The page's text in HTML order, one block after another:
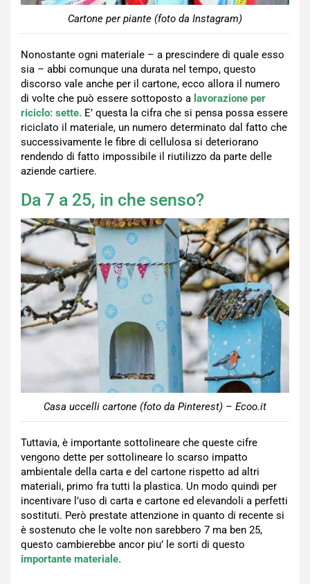
Cartone per piante (foto da Instagram)
Nonostante ogni materiale – a prescindere di quale esso
sia – abbi comunque una durata nel tempo, questo
discorso vale anche per il cartone, ecco allora il numero
di volte che può essere sottoposto a lavorazione per
riciclo: sette. E’ questa la cifra che si pensa possa essere
riciclato il materiale, un numero determinato dal fatto che
successivamente le fibre di cellulosa si deteriorano
rendendo di fatto impossibile il riutilizzo da parte delle
aziende cartiere.
Da 7 a 25, in che senso?
Casa uccelli cartone (foto da Pinterest) – Ecoo.it
Tuttavia, è importante sottolineare che queste cifre
vengono dette per sottolineare lo scarso impatto
ambientale della carta e del cartone rispetto ad altri
materiali, primo fra tutti la plastica. Un modo quindi per
incentivare l’uso di carta e cartone ed elevandoli a perfetti
sostituti. Però prestate attenzione in quanto di recente si
è sostenuto che le volte non sarebbero 7 ma ben 25,
questo cambierebbe ancor piu’ le sorti di questo
importante materiale.